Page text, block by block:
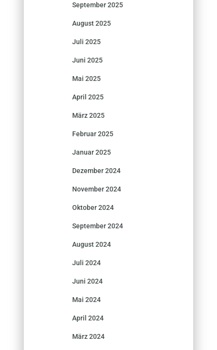
September 2025
August 2025
Juli 2025
Juni 2025
Mai 2025
April 2025
März 2025
Februar 2025
Januar 2025
Dezember 2024
November 2024
Oktober 2024
September 2024
August 2024
Juli 2024
Juni 2024
Mai 2024
April 2024
März 2024